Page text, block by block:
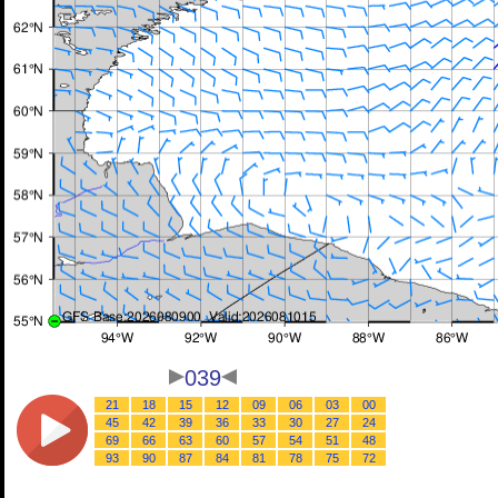
039
00
03
06
09
12
15
18
21
24
27
30
33
36
39
42
45
48
51
54
57
60
63
66
69
72
75
78
81
84
87
90
93